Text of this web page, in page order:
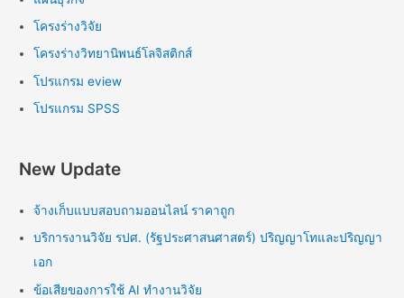
โครงร่างวิจัย
โครงร่างวิทยานิพนธ์โลจิสติกส์
โปรแกรม eview
โปรแกรม SPSS
New Update
จ้างเก็บแบบสอบถามออนไลน์ ราคาถูก
บริการงานวิจัย รปศ. (รัฐประศาสนศาสตร์) ปริญญาโทและปริญญา
เอก
ข้อเสียของการใช้ AI ทำงานวิจัย